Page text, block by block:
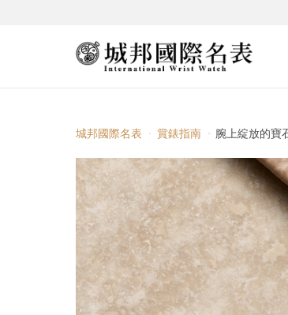
城邦國際名表 賞錶指南 腕上綻放的寶